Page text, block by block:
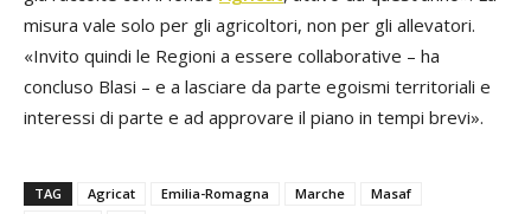
misura vale solo per gli agricoltori, non per gli allevatori.
«Invito quindi le Regioni a essere collaborative – ha
concluso Blasi – e a lasciare da parte egoismi territoriali e
interessi di parte e ad approvare il piano in tempi brevi».
TAG Agricat Emilia-Romagna Marche
Masaf